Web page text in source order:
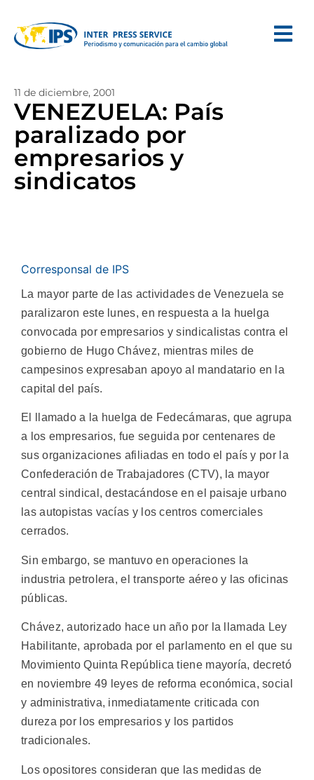
11 de diciembre, 2001
VENEZUELA: País
paralizado por
empresarios y
sindicatos
Corresponsal de IPS
La mayor parte de las actividades de Venezuela se
paralizaron este lunes, en respuesta a la huelga
convocada por empresarios y sindicalistas contra el
gobierno de Hugo Chávez, mientras miles de
campesinos expresaban apoyo al mandatario en la
capital del país.
El llamado a la huelga de Fedecámaras, que agrupa
a los empresarios, fue seguida por centenares de
sus organizaciones afiliadas en todo el país y por la
Confederación de Trabajadores (CTV), la mayor
central sindical, destacándose en el paisaje urbano
las autopistas vacías y los centros comerciales
cerrados.
Sin embargo, se mantuvo en operaciones la
industria petrolera, el transporte aéreo y las oficinas
públicas.
Chávez, autorizado hace un año por la llamada Ley
Habilitante, aprobada por el parlamento en el que su
Movimiento Quinta República tiene mayoría, decretó
en noviembre 49 leyes de reforma económica, social
y administrativa, inmediatamente criticada con
dureza por los empresarios y los partidos
tradicionales.
Los opositores consideran que las medidas de